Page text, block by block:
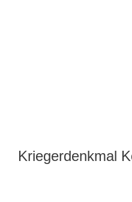
Kriegerdenkmal